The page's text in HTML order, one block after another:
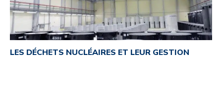
LES DÉCHETS NUCLÉAIRES ET LEUR GESTION